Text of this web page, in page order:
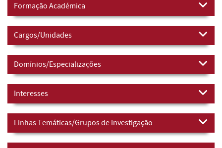
Formação Académica
Cargos/Unidades
Domínios/Especializações
Interesses
Linhas Temáticas/Grupos de Investigação